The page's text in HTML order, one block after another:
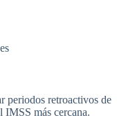
periodos retroactivos de
IMSS más cercana.